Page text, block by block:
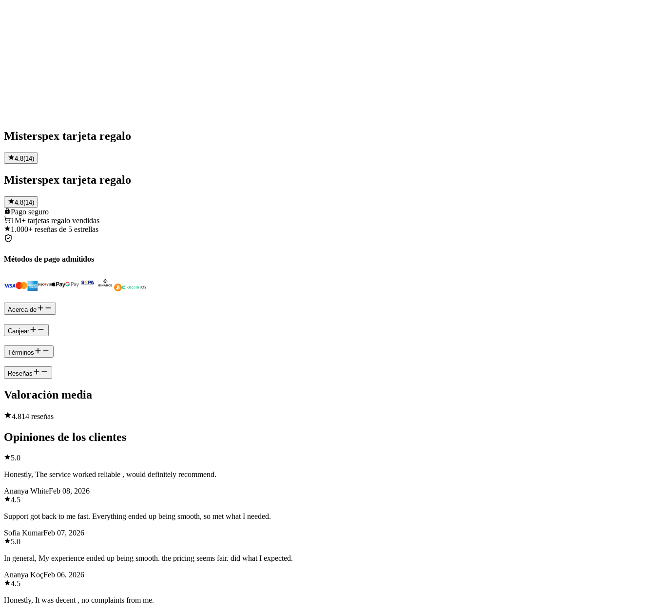
Misterspex tarjeta regalo
4.8(14)
Misterspex tarjeta regalo
4.8(14)
Pago seguro
1M+ tarjetas regalo vendidas
1.000+ reseñas de 5 estrellas
Métodos de pago admitidos
Acerca de
Canjear
Términos
Reseñas
Valoración media
4.814 reseñas
Opiniones de los clientes
5.0
Honestly, The service worked reliable , would definitely recommend.
Ananya WhiteFeb 08, 2026
4.5
Support got back to me fast. Everything ended up being smooth, so met what I needed.
Sofia KumarFeb 07, 2026
5.0
In general, My experience ended up being smooth. the pricing seems fair. did what I expected.
Ananya KoçFeb 06, 2026
4.5
Honestly, It was decent , no complaints from me.